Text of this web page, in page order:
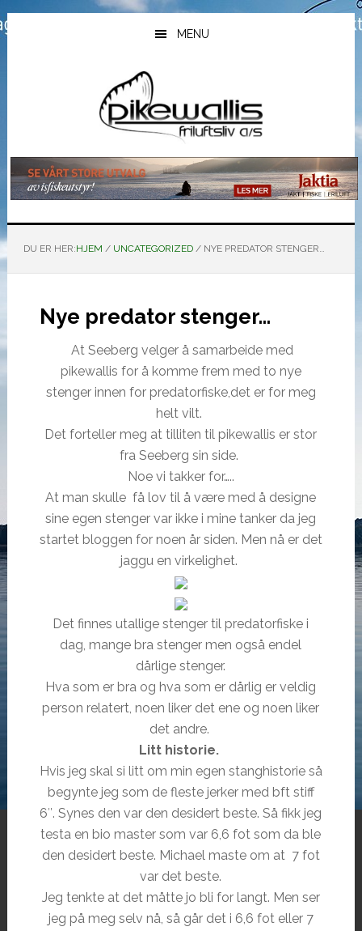
Hopp
til
Hopp
til
Hopp
til
MENU
DU ER HER:HJEM / UNCATEGORIZED /NYE PREDATOR STENGER…
Nye predator stenger…
At Seeberg velger å samarbeide med
pikewallis for å komme frem med to nye
stenger innen for predatorfiske,det er for meg
helt vilt.
Det forteller meg at tilliten til pikewallis er stor
fra Seeberg sin side.
Noe vi takker for…..
At man skulle få lov til å være med å designe
sine egen stenger var ikke i mine tanker da jeg
startet bloggen for noen år siden. Men nå er det
jaggu en virkelighet.
Det finnes utallige stenger til predatorfiske i
dag, mange bra stenger men også endel
dårlige stenger.
Hva som er bra og hva som er dårlig er veldig
person relatert, noen liker det ene og noen liker
det andre.
Litt historie.
Hvis jeg skal si litt om min egen stanghistorie så
begynte jeg som de fleste jerker med bft stiff
6″. Synes den var den desidert beste. Så fikk jeg
testa en bio master som var 6,6 fot som da ble
den desidert beste. Michael maste om at 7 fot
var det beste.
Jeg tenkte at det måtte jo bli for langt. Men ser
jeg på meg selv nå, så går det i 6,6 fot eller 7